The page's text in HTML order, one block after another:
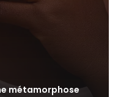
métamorphose